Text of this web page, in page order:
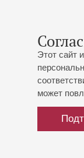
Этот сайт
может